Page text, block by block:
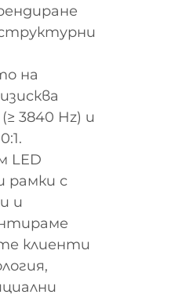
на
3840 Hz) и
LED
рамки с
и
клиенти